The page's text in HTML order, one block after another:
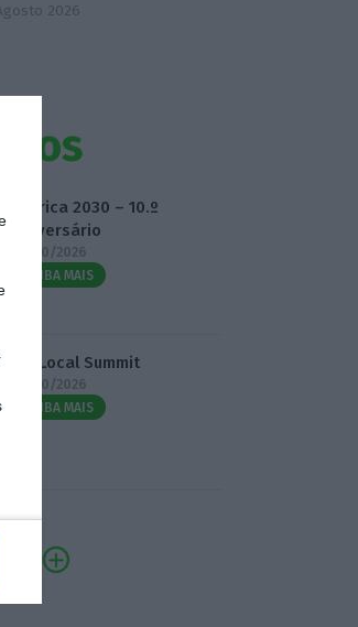
2026
Fábrica 2030 – 10.º
Aniversário
14/10/2026
SAIBA MAIS
3.º Local Summit
07/10/2026
SAIBA MAIS